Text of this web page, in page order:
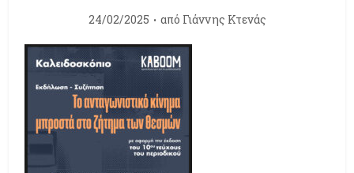
24/02/2025 από Γιάννης Κτενάς